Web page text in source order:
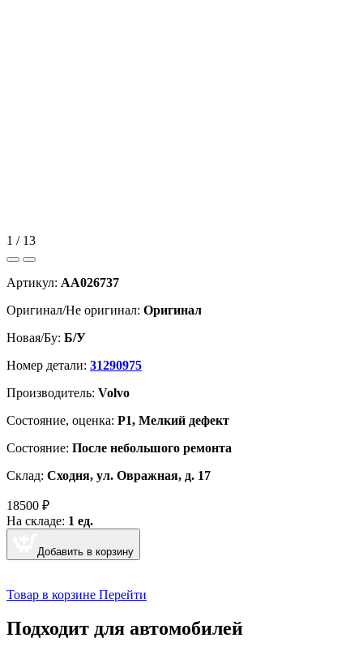
1 / 13
Артикул: AA026737
Оригинал/Не оригинал: Оригинал
Новая/Бу: Б/У
Номер детали: 31290975
Производитель: Volvo
Cостояние, оценка: Р1, Мелкий дефект
Состояние: После небольшого ремонта
Склад: Сходня, ул. Овражная, д. 17
18500 ₽
На складе: 1 ед.
Добавить в корзину
Товар в корзине Перейти
Подходит для автомобилей